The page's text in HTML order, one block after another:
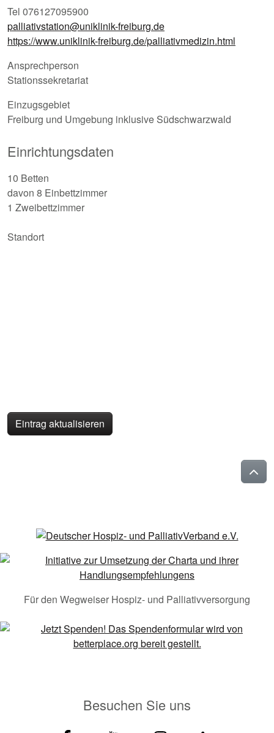
Tel 076127095900
palliativstation@uniklinik-freiburg.de
https://www.uniklinik-freiburg.de/palliativmedizin.html
Ansprechperson
Stationssekretariat
Einzugsgebiet
Freiburg und Umgebung inklusive Südschwarzwald
Einrichtungsdaten
10 Betten
davon 8 Einbettzimmer
1 Zweibettzimmer
Standort
Eintrag aktualisieren
Für den Wegweiser Hospiz- und Palliativversorgung
Besuchen Sie uns